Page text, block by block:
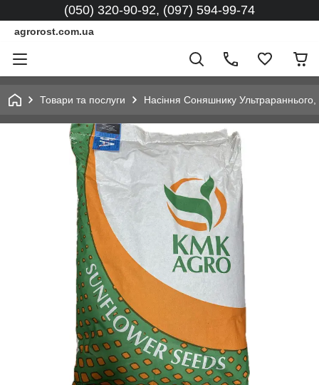
(050) 320-90-92, (097) 594-99-74
agrorost.com.ua
Товари та послуги Насіння Соняшнику Ультрараннього,